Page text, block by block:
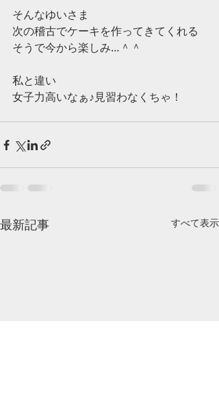
そんなゆいさま
次の稽古でケーキを作ってきてくれる
そうで今から楽しみ…＾＾
私と違い
女子力高いなぁ♪見習わなくちゃ！
最新記事 すべて表示